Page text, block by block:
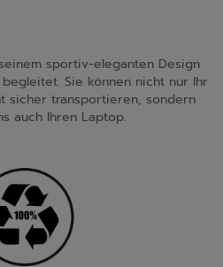
sportiv-eleganten Design
Sie können nicht nur Ihr
sicher transportieren, sondern
auch Ihren Laptop.